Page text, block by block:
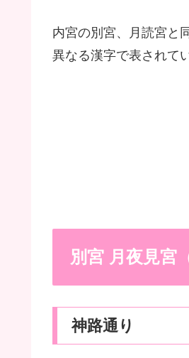
内宮の別宮、月読宮と
異なる漢字で表されて
別宮 月夜見宮
神路通り